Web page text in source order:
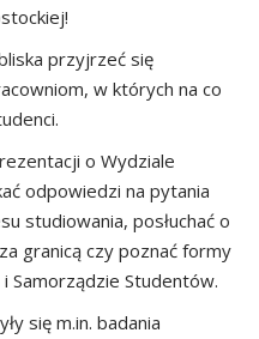
przyjrzeć się
w których na co
o Wydziale
odpowiedzi na pytania
studiowania, posłuchać o
granicą czy poznać formy
Samorządzie Studentów.
się m.in. badania